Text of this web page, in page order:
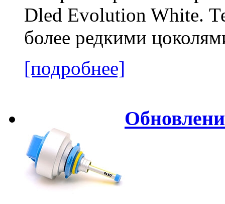
Dled Evolution White.
более редкими
[подробнее]